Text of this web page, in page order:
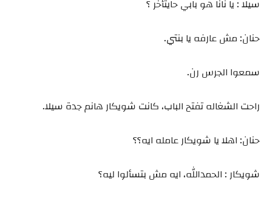
سيلا : يا نانا هو بابي حايتأخر ؟
حنان: مش عارفه يا بنتي.
سمعوا الجرس رن.
راحت الشغاله تفتح الباب، كانت شويكار هانم جدة سيلا.
حنان: اهلا يا شويكار عامله ايه؟؟
شويكار : الحمدالله، ايه مش بتسألوا ليه؟